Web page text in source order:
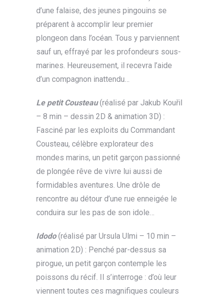
d’une falaise, des jeunes pingouins se
préparent à accomplir leur premier
plongeon dans l’océan. Tous y parviennent
sauf un, effrayé par les profondeurs sous-
marines. Heureusement, il recevra l’aide
d’un compagnon inattendu…
Le petit Cousteau(réalisé par Jakub Kouřil
– 8 min – dessin 2D & animation 3D) :
Fasciné par les exploits du Commandant
Cousteau, célèbre explorateur des
mondes marins, un petit garçon passionné
de plongée rêve de vivre lui aussi de
formidables aventures. Une drôle de
rencontre au détour d’une rue enneigée le
conduira sur les pas de son idole…
Idodo (réalisé par Ursula Ulmi – 10 min –
animation 2D) : Penché par-dessus sa
pirogue, un petit garçon contemple les
poissons du récif. Il s’interroge : d’où leur
viennent toutes ces magnifiques couleurs